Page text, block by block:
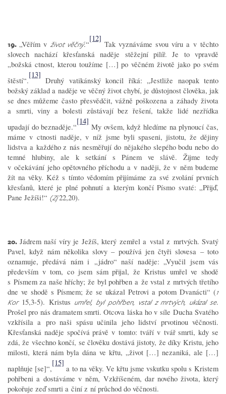
19. „Věřím vživot věčný.“
[12]
Tak vyznáváme svou víru a v těchto
slovech nachází křesťanská naděje stěžejní pilíř. Je to vpravdě
„božská ctnost, kterou toužíme […] po věčném životě jako po svém
štěstí“.
[13]
Druhý vatikánský koncil říká: „Jestliže naopak tento
božský základ a naděje ve věčný život chybí, je důstojnost člověka, jak
se dnes můžeme často přesvědčit, vážně poškozena a záhady života
a smrti, viny a bolesti zůstávají bez řešení, takže lidé nezřídka
upadají do beznaděje.“
[14]
My ovšem, když hledíme na plynoucí čas,
máme v ctnosti naděje, v níž jsme byli spaseni, jistotu, že dějiny
lidstva a každého z nás nesměřují do nějakého slepého bodu nebo do
temné hlubiny, ale k setkání s Pánem ve slávě. Žijme tedy
v očekávání jeho opětovného příchodu a v naději, že v něm budeme
žít na věky. Kéž s tímto vědomím přijímáme za své zvolání prvních
křesťanů, které je plné pohnutí a kterým končí Písmo svaté: „Přijď,
Pane Ježíši!“ (Zj22,20).
20. Jádrem naší víry je Ježíš, který zemřel a vstal z mrtvých. Svatý
Pavel, když nám několika slovy – používá jen čtyři slovesa – toto
oznamuje, předává nám i „jádro“ naší naděje: „Vyučil jsem vás
především v tom, co jsem sám přijal, že Kristus umřel ve shodě
s Písmem za naše hříchy; že byl pohřben a že vstal z mrtvých třetího
dne ve shodě s Písmem; že se ukázal Petrovi a potom Dvanácti“ (1
Kor 15,3-5). Kristus umřel, byl pohřben, vstal z mrtvých, ukázal se.
Prošel pro nás dramatem smrti. Otcova láska ho v síle Ducha Svatého
vzkřísila a pro naši spásu učinila jeho lidství prvotinou věčnosti.
Křesťanská naděje spočívá právě v tomto: tváří v tvář smrti, kdy se
zdá, že všechno končí, se člověku dostává jistoty, že díky Kristu, jeho
milosti, která nám byla dána ve křtu, „život […] nezaniká, ale […]
naplňuje [se]“,
[15]
a to na věky. Ve křtu jsme vskutku spolu s Kristem
pohřbeni a dostáváme v něm, Vzkříšeném, dar nového života, který
pokořuje zeď smrti a činí z ní průchod do věčnosti.